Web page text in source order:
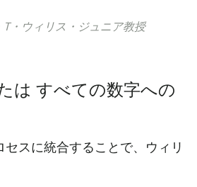
・ウィリス・ジュニア教授
は すべての数字への
スに統合することで、ウィリ